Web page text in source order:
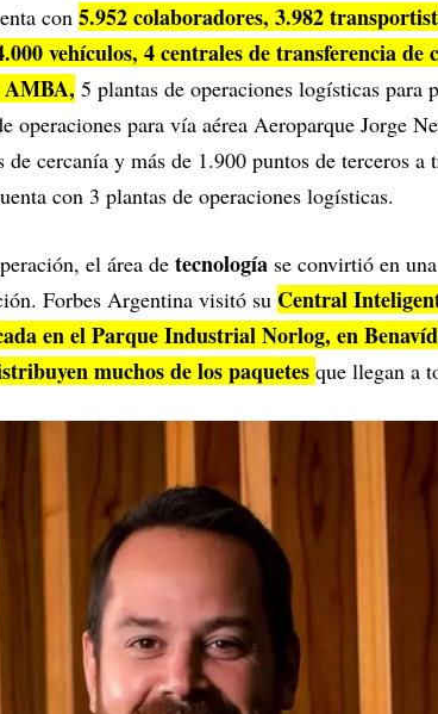
con 5.952 colaboradores, 3.982
vehículos, 4 centrales de transferencia de
AMBA, 5 plantas de operaciones logísticas para
operaciones para vía aérea Aeroparque Jorge
cercanía y más de 1.900 puntos de terceros a
con 3 plantas de operaciones logísticas.
el área de tecnología se convirtió en
Forbes Argentina visitó su Central
en el Parque Industrial Norlog, en
muchos de los paquetes que llegan a